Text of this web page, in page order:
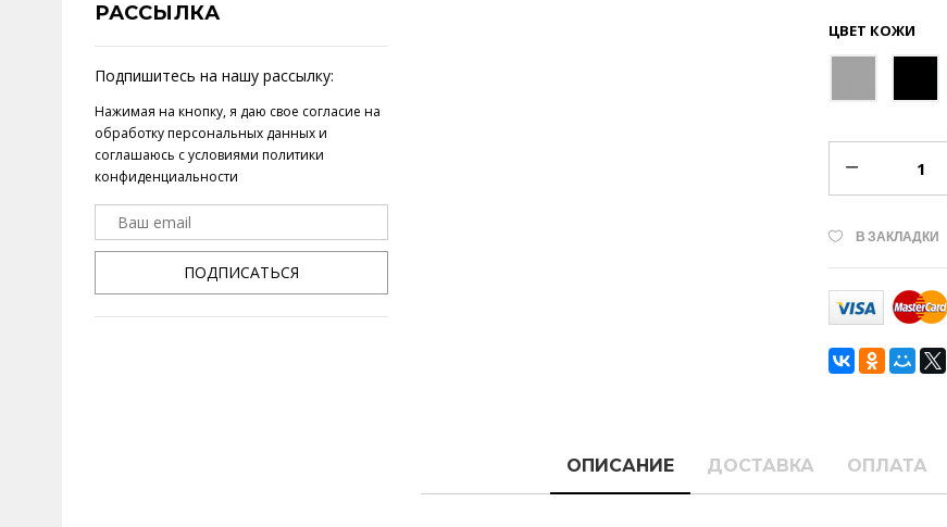
РАССЫЛКА
Подпишитесь на нашу рассылку:
Нажимая на кнопку, я даю свое согласие на
обработку персональных данныхи
соглашаюсь с условиями политики
конфиденциальности
ПОДПИСАТЬСЯ
ЦВЕТ КОЖИ
В ЗАКЛАДКИ
ОПИСАНИЕ ДОСТАВКА ОПЛАТА